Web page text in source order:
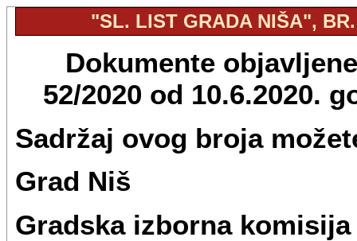
"SL. LIST GRADA NIŠA",
Dokumente
52/2020 od 10.6.2020.
Sadržaj ovog broja
Grad Niš
Gradska izborna komisija